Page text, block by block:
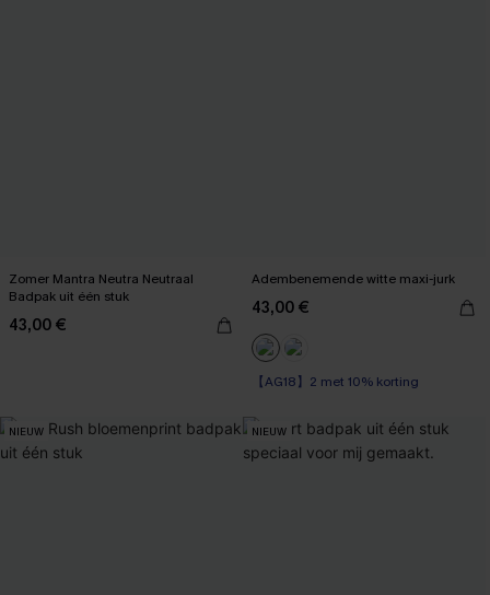
Zomer Mantra Neutra Neutraal
Badpak uit één stuk
43,00 €
Adembenemende witte maxi-jurk
43,00 €
【AG18】2 met 10% korting
NIEUW NIEUW